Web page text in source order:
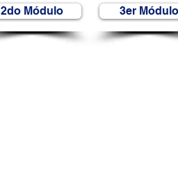
2do Módulo 3er Módulo